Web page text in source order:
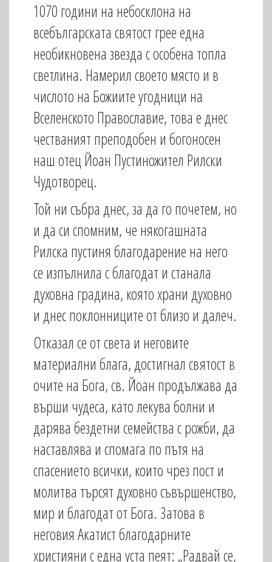
1070 години на небосклона на
всебългарската святост грее една
необикновена звезда с особена топла
светлина. Намерил своето място и в
числото на Божиите угодници на
Вселенското Православие, това е днес
честваният преподобен и богоносен
наш отец Йоан Пустиножител Рилски
Чудотворец.
Той ни събра днес, за да го почетем, но
и да си спомним, че някогашната
Рилска пустиня благодарение на него
се изпълнила с благодат и станала
духовна градина, която храни духовно
и днес поклонниците от близо и далеч.
Отказал се от света и неговите
материални блага, достигнал святост в
очите на Бога, св. Йоан продължава да
върши чудеса, като лекува болни и
дарява бездетни семейства с рожби, да
наставлява и спомага по пътя на
спасението всички, които чрез пост и
молитва търсят духовно съвършенство,
мир и благодат от Бога. Затова в
неговия Акатист благодарните
християни с една уста пеят: „Радвай се,